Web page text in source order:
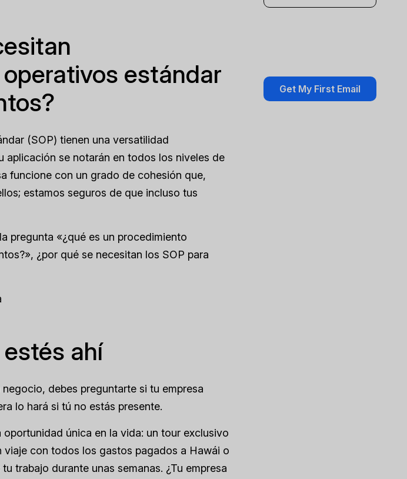
estándar
(SOP) tienen una versatilidad
aplicación se notarán en todos los niveles de
funcione con un grado de cohesión que,
estamos seguros de que incluso tus
pregunta «¿qué es un procedimiento
¿por qué se necesitan los SOP para
ahí
debes preguntarte si tu empresa
lo hará si tú no estás presente.
única en la vida: un tour exclusivo
viaje con todos los gastos pagados a Hawái o
trabajo durante unas semanas. ¿Tu empresa